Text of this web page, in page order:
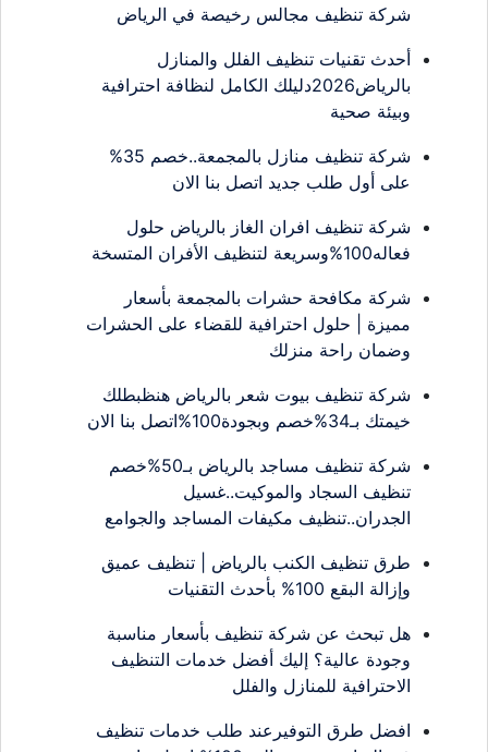
شركة تنظيف مجالس رخيصة في الرياض
أحدث تقنيات تنظيف الفلل والمنازل
بالرياض2026دليلك الكامل لنظافة احترافية
وبيئة صحية
شركة تنظيف منازل بالمجمعة..خصم 35%
على أول طلب جديد اتصل بنا الان
شركة تنظيف افران الغاز بالرياض حلول
فعاله100%وسريعة لتنظيف الأفران المتسخة
شركة مكافحة حشرات بالمجمعة بأسعار
مميزة | حلول احترافية للقضاء على الحشرات
وضمان راحة منزلك
شركة تنظيف بيوت شعر بالرياض هنظبطلك
خيمتك بـ34%خصم وبجودة100%اتصل بنا الان
شركة تنظيف مساجد بالرياض بـ50%خصم
تنظيف السجاد والموكيت..غسيل
الجدران..تنظيف مكيفات المساجد والجوامع
طرق تنظيف الكنب بالرياض | تنظيف عميق
وإزالة البقع 100% بأحدث التقنيات
هل تبحث عن شركة تنظيف بأسعار مناسبة
وجودة عالية؟ إليك أفضل خدمات التنظيف
الاحترافية للمنازل والفلل
افضل طرق التوفيرعند طلب خدمات تنظيف